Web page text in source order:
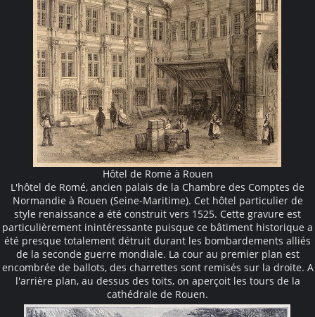
Hôtel de Romé à Rouen
L'hôtel de Romé, ancien palais de la Chambre des Comptes de
Normandie à Rouen (Seine-Maritime). Cet hôtel particulier de
style renaissance a été construit vers 1525. Cette gravure est
particulièrement inintéressante puisque ce bâtiment historique a
été presque totalement détruit durant les bombardements alliés
de la seconde guerre mondiale. La cour au premier plan est
encombrée de ballots, des charrettes sont remisés sur la droite. A
l'arrière plan, au dessus des toits, on aperçoit les tours de la
cathédrale de Rouen.